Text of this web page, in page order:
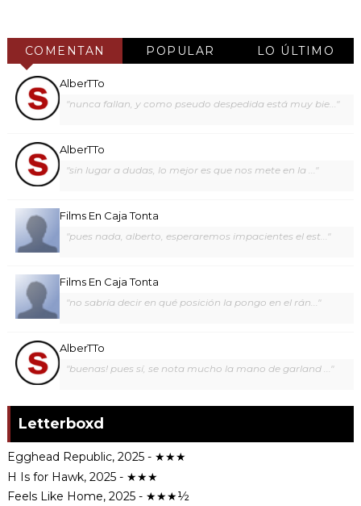
COMENTAN POPULAR LO ÚLTIMO
AlberTTo
"nunca fallan, y como pseudo despedida está muy bie..."
AlberTTo
"sin lugar a dudas, lo mejor es que nos mete en la ..."
Films En Caja Tonta
"pues nada, alberto, esperaremos impacientes el est..."
Films En Caja Tonta
"no sabría decir en qué posición la pongo en el rán..."
AlberTTo
"buenas! pues sí, se nota mucho la mano de garland ..."
Letterboxd
Egghead Republic, 2025 - ★★★
H Is for Hawk, 2025 - ★★★
Feels Like Home, 2025 - ★★★½